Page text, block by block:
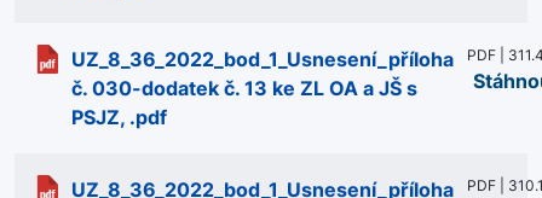
UZ_8_36_2022_bod_1_Usnesení_příloha
č. 030-dodatek č. 13 ke ZL OA a JŠ s
PSJZ, .pdf
PDF |
UZ_8_36_2022_bod_1_Usnesení_příloha PDF |